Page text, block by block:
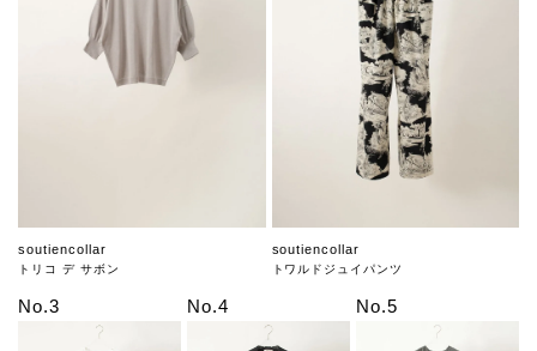
soutiencollar
トリコ デ サボン
soutiencollar
トワルドジュイパンツ
No.3 No.4 No.5